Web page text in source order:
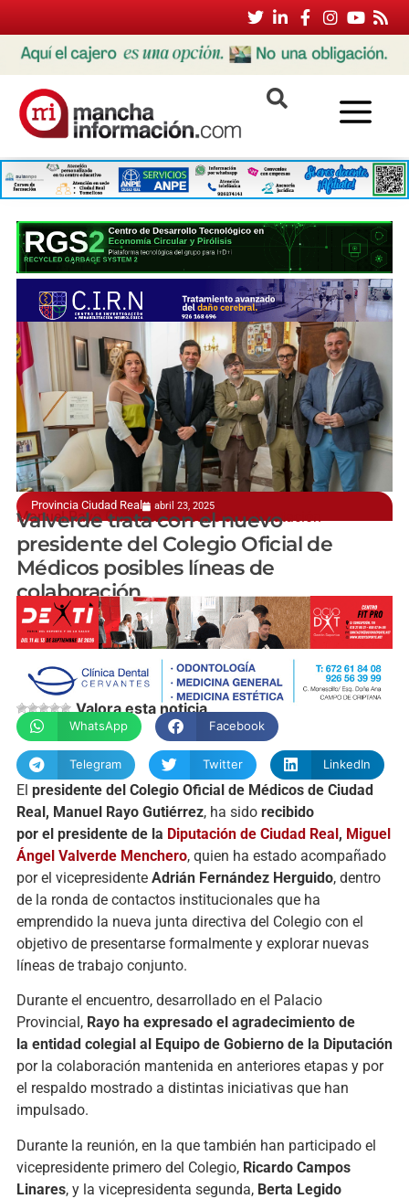
Provincia Ciudad Real abril 23, 2025
Manuel Rayo Gutiérrez se reúne con Diputación
Valverde trata con el nuevo
presidente del Colegio Oficial de
Médicos posibles líneas de
colaboración
manchainformacion.com
Valora esta noticia
WhatsApp Facebook
Telegram Twitter LinkedIn
El presidente del Colegio Oficial de Médicos de Ciudad
Real, Manuel Rayo Gutiérrez, ha sidorecibido
por elpresidente de la Diputación de Ciudad Real, Miguel
Ángel Valverde Menchero, quien ha estado acompañado
por el vicepresidente Adrián Fernández Herguido, dentro
de la ronda de contactos institucionales que ha
emprendido la nueva junta directiva del Colegio con el
objetivo de presentarse formalmente y explorar nuevas
líneas de trabajo conjunto.
Durante el encuentro, desarrollado en el Palacio
Provincial, Rayoha expresado el agradecimiento de
la entidad colegial al Equipo de Gobierno de la Diputación
por la colaboración mantenida en anteriores etapas y por
el respaldo mostrado a distintas iniciativas que han
impulsado.
Durantela reunión, en la que también han participado el
vicepresidente primero del Colegio, Ricardo Campos
Linares, y la vicepresidenta segunda, Berta Legido